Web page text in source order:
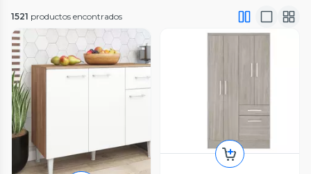
1521 productos encontrados